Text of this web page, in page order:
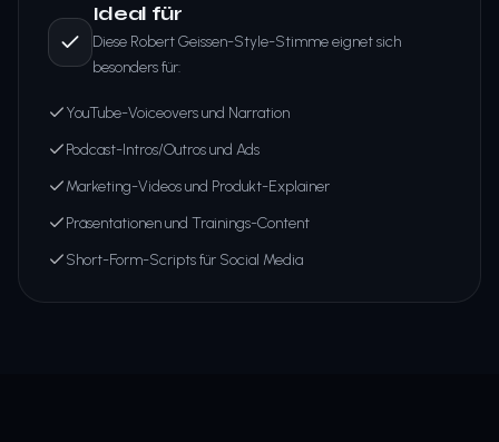
Ideal für
Diese Robert Geissen-Style-Stimme eignet sich
besonders für:
YouTube-Voiceovers und Narration
Podcast-Intros/Outros und Ads
Marketing-Videos und Produkt-Explainer
Präsentationen und Trainings-Content
Short-Form-Scripts für Social Media